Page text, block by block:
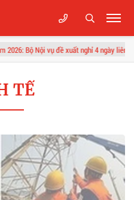
vụ đề xuất nghỉ 4 ngày liên tục
TẾ